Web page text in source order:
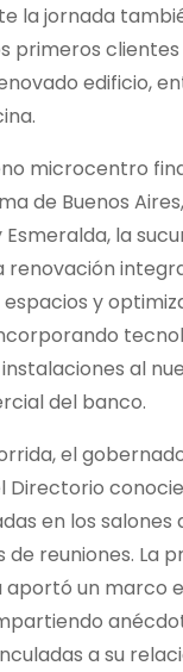
la jornada
primeros clientes
edificio,
microcentro
de Buenos
la
renovación
y
al
del banco.
el
Directorio
en los salones
de reuniones. La
aportó un marco
a su